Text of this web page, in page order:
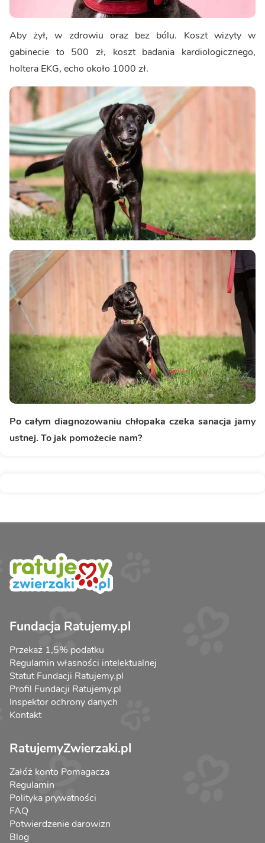
Aby żył, w zdrowiu oraz bez bólu. Koszt wizyty w
gabinecie to 500 zł, koszt badania kardiologicznego,
holtera EKG, echo około 1000 zł.
Po całym diagnozowaniu chłopaka czeka sanacja jamy
ustnej. To jak pomożecie nam?
Fundacja Ratujemy.pl
Przekaż 1,5% podatku
Regulamin własności intelektualnej
Statut Fundacji Ratujemy.pl
Profil Fundacji Ratujemy.pl
Inspektor ochrony danych
Kontakt
RatujemyZwierzaki.pl
Załóż konto Pomagacza
Regulamin
Polityka prywatności
FAQ
Potwierdzenie darowizn
Blog